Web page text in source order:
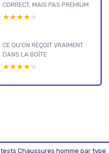
CORRECT, MAIS PAS PREMIUM
★★★★★
★★★★★
CE QU’ON REÇOIT VRAIMENT
DANS LA BOÎTE
★★★★★
★★★★★
Chaussures homme par